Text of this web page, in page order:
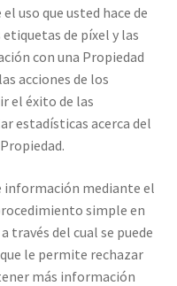
uso que usted hace de
de píxel y las
con una Propiedad
acciones de los
el éxito de las
estadísticas acerca del
información mediante el
simple en
través del cual se puede
le permite rechazar
más información